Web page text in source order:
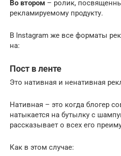
Во втором – ролик,
рекламируемому продукту.
В Instagram же все форматы
на:
Пост в ленте
Это нативная и ненативная
Нативная – это когда блогер
натыкается на бутылку с
рассказывает о всех его
Как в этом случае: